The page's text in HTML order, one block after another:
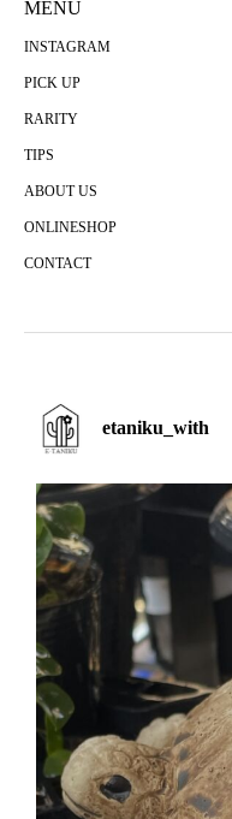
MENU
INSTAGRAM
PICK UP
RARITY
TIPS
ABOUT US
ONLINESHOP
CONTACT
etaniku_with